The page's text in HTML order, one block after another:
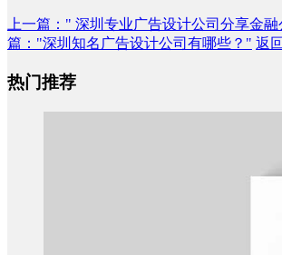
上一篇 ：" 深圳专业广告设计公司分享金
篇 ："深圳知名广告设计公司有哪些？" 返回
热门推荐